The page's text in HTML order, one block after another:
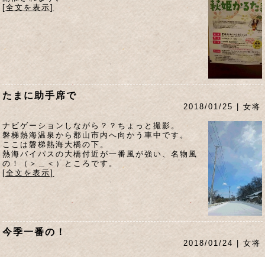
[全文を表示]
たまに助手席で
2018/01/25 | 女将
ナビゲーションしながら？？ちょっと撮影。
磐梯熱海温泉から郡山市内へ向かう車中です。
ここは磐梯熱海大橋の下。
熱海バイパスの大橋付近が一番風が強い、名物風
の！（＞＿＜）ところです。
[全文を表示]
今季一番の！
2018/01/24 | 女将